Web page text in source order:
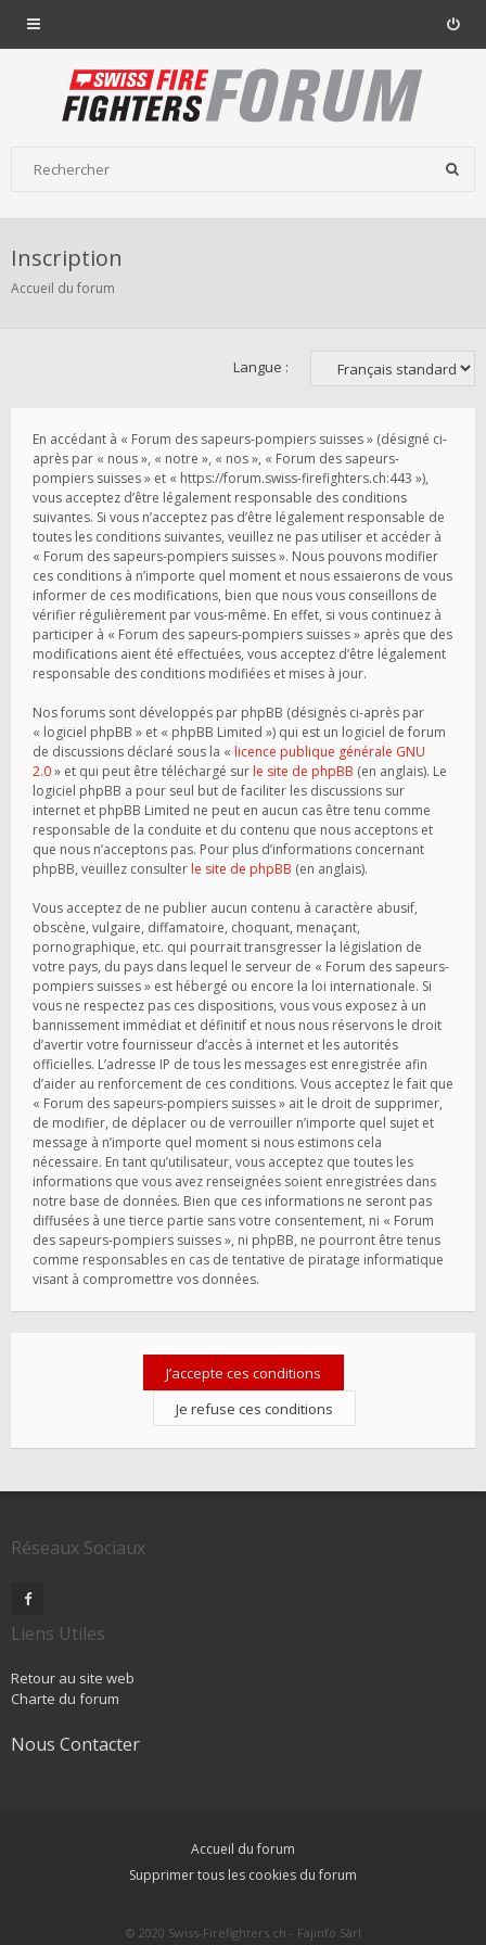
Inscription
Accueil du forum
Langue :
En accédant à « Forum des sapeurs-pompiers suisses » (désigné ci-
après par « nous », « notre », « nos », « Forum des sapeurs-
pompiers suisses » et « https://forum.swiss-firefighters.ch:443 »),
vous acceptez d’être légalement responsable des conditions
suivantes. Si vous n’acceptez pas d’être légalement responsable de
toutes les conditions suivantes, veuillez ne pas utiliser et accéder à
« Forum des sapeurs-pompiers suisses ». Nous pouvons modifier
ces conditions à n’importe quel moment et nous essaierons de vous
informer de ces modifications, bien que nous vous conseillons de
vérifier régulièrement par vous-même. En effet, si vous continuez à
participer à « Forum des sapeurs-pompiers suisses » après que des
modifications aient été effectuées, vous acceptez d’être légalement
responsable des conditions modifiées et mises à jour.
Nos forums sont développés par phpBB (désignés ci-après par
« logiciel phpBB » et « phpBB Limited ») qui est un logiciel de forum
de discussions déclaré sous la « licence publique générale GNU
2.0» et qui peut être téléchargé sur le site de phpBB (en anglais). Le
logiciel phpBB a pour seul but de faciliter les discussions sur
internet et phpBB Limited ne peut en aucun cas être tenu comme
responsable de la conduite et du contenu que nous acceptons et
que nous n’acceptons pas. Pour plus d’informations concernant
phpBB, veuillez consulter le site de phpBB (en anglais).
Vous acceptez de ne publier aucun contenu à caractère abusif,
obscène, vulgaire, diffamatoire, choquant, menaçant,
pornographique, etc. qui pourrait transgresser la législation de
votre pays, du pays dans lequel le serveur de « Forum des sapeurs-
pompiers suisses » est hébergé ou encore la loi internationale. Si
vous ne respectez pas ces dispositions, vous vous exposez à un
bannissement immédiat et définitif et nous nous réservons le droit
d’avertir votre fournisseur d’accès à internet et les autorités
officielles. L’adresse IP de tous les messages est enregistrée afin
d’aider au renforcement de ces conditions. Vous acceptez le fait que
« Forum des sapeurs-pompiers suisses » ait le droit de supprimer,
de modifier, de déplacer ou de verrouiller n’importe quel sujet et
message à n’importe quel moment si nous estimons cela
nécessaire. En tant qu’utilisateur, vous acceptez que toutes les
informations que vous avez renseignées soient enregistrées dans
notre base de données. Bien que ces informations ne seront pas
diffusées à une tierce partie sans votre consentement, ni « Forum
des sapeurs-pompiers suisses », ni phpBB, ne pourront être tenus
comme responsables en cas de tentative de piratage informatique
visant à compromettre vos données.
Réseaux Sociaux
Liens Utiles
Retour au site web
Charte du forum
Nous Contacter
Accueil du forum
Supprimer tous les cookies du forum
© 2020 Swiss-Firefighters.ch - Fajinfo Sàrl